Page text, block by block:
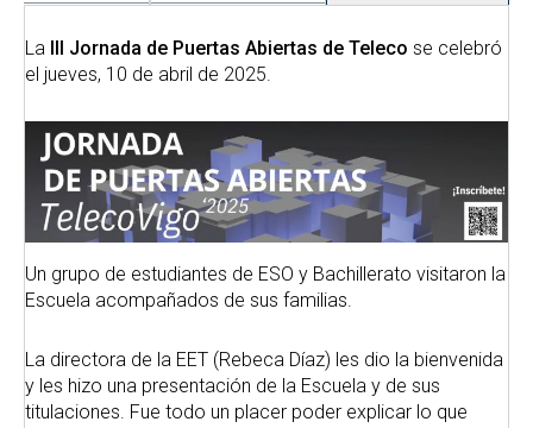
La III Jornada de Puertas Abiertas de Teleco se celebró
el jueves, 10 de abril de 2025.
Un grupo de estudiantes de ESO y Bachillerato visitaron la
Escuela acompañados de sus familias.
La directora de la EET (Rebeca Díaz) les dio la bienvenida
y les hizo una presentación de la Escuela y de sus
titulaciones. Fue todo un placer poder explicar lo que